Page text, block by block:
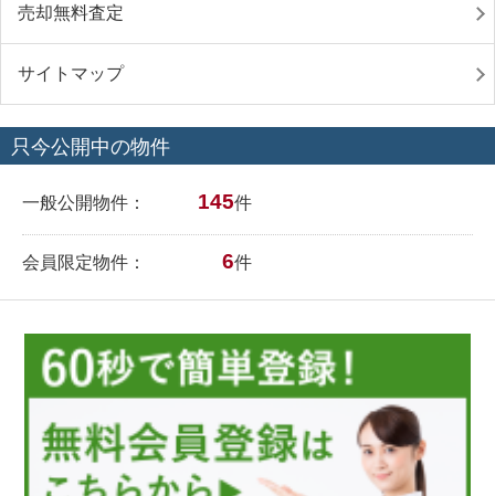
売却無料査定
サイトマップ
只今公開中の物件
一般公開物件： 145件
会員限定物件： 6件